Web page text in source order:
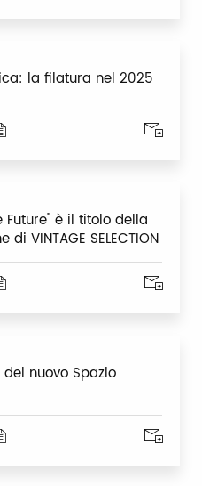
la filatura nel 2025
Future" è il titolo della
di VINTAGE SELECTION
del nuovo Spazio